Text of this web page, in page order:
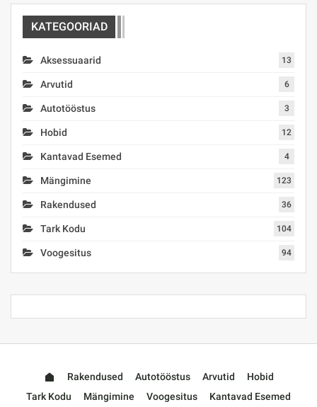
KATEGOORIAD
Aksessuaarid 13
Arvutid 6
Autotööstus 3
Hobid 12
Kantavad Esemed 4
Mängimine 123
Rakendused 36
Tark Kodu 104
Voogesitus 94
Rakendused Autotööstus Arvutid
Hobid
Tark Kodu
Mängimine Voogesitus Kantavad Esemed